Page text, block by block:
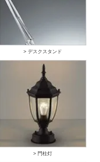
> デスクスタンド
> 門柱灯